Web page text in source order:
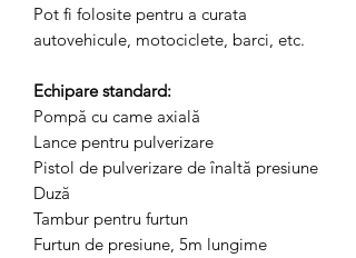
Pot fi folosite pentru a curata
autovehicule, motociclete, barci, etc.
Echipare standard:
Pompă cu came axială
Lance pentru pulverizare
Pistol de pulverizare de înaltă presiune
Duză
Tambur pentru furtun
Furtun de presiune, 5m lungime